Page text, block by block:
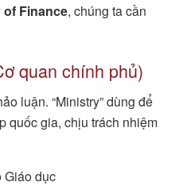
of Finance, chúng ta cần
quan chính phủ)
luận. “Ministry” dùng để
quốc gia, chịu trách nhiệm
Giáo dục